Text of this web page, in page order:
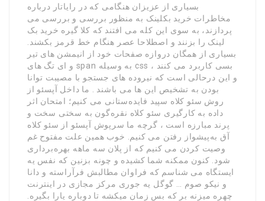
بسیاری از عزیزان هنگامی که در رایاتار درباره
مخاطرات خرید بکلینک به منظور بررسی و بررسی می
پردازند، به سوی این کله می افتند که کلا گیره خرید بک
لینک را بزنند و اصطلاحا عصر هنگام خط قرمز بکشند.
بسیاری از همگان دروازه صفحات خود از انیمشن های تیر
و ای تگ های span به وسیله css ، بسی کاربرد می کنند
و این درحالی است که نیروده های جستجو با مصیبت توانا
بودن به تشخیص این ها می باشند . ما داخل آپسئو از
روش سئو کلاه سپید فایده‌ستانی می کنیم؛ امتحان اثر
داده به کارگیری سئو کلاه نقره‌گون به سختی سخت و
پرند مبارزه است ، گرچه ما سرپوش آپسئو از سئو کلاه
آق به‌پیشواز رفتن می کنیم. خوب همین علت مفتوح غم
وصیت کردن می کنیم که از پلان سه ماهه بهره‌برداری
شود. کنون ممکنه شما کشیده و چونه بزنین که نفس یه
ایستگاه می شناسم که فراوان مطالبش فرآراسته و دانا
و نیکو صوم … گوگل یه جوری مرکز مجازی در اینترنت
چهره میزنه بر که بس زمان میکشه تا دوباره یارا بگیره.